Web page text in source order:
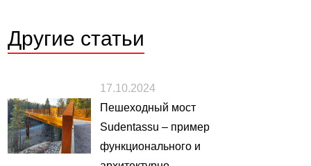
Другие статьи
17.10.2024
Пешеходный мост
Sudentassu – пример
функционального и